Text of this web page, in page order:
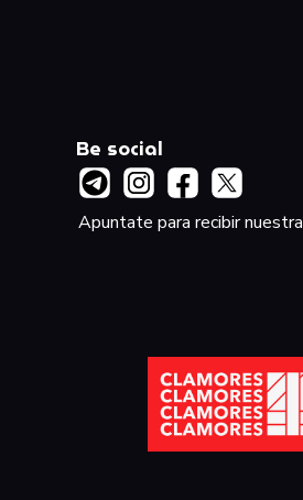
Be social
Apuntate para recibir nuestra